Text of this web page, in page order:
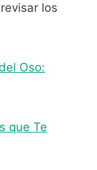
los
Oso:
que Te